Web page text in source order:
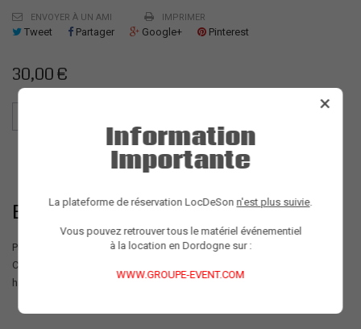
ENVOYER À UN AMI IMPRIMER
Tweet Partager Google+ Pinterest
30,00 €
EN SAVOIR PLUS SUR LE PRODUIT
Pied d'enceinte
Charge maximum de 30 Kg
hauteur maximum de 2 mètres
×
Information
Importante
La plateforme de réservation LocDeSon n'est plus suivie.
Vous pouvez retrouver tous le matériel événementiel
à la location en Dordogne sur :
WWW.GROUPE-EVENT.COM